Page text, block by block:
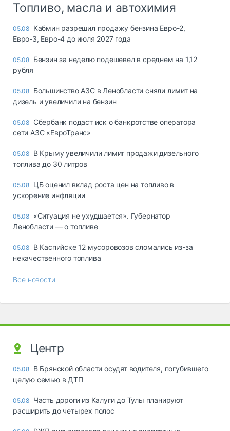
Топливо, масла и автохимия
05.08 Кабмин разрешил продажу бензина Евро-2,
Евро-3, Евро-4 до июля 2027 года
05.08 Бензин за неделю подешевел в среднем на 1,12
рубля
05.08 Большинство АЗС в Ленобласти сняли лимит на
дизель и увеличили на бензин
05.08 Сбербанк подаст иск о банкротстве оператора
сети АЗС «ЕвроТранс»
05.08 В Крыму увеличили лимит продажи дизельного
топлива до 30 литров
05.08 ЦБ оценил вклад роста цен на топливо в
ускорение инфляции
05.08 «Ситуация не ухудшается». Губернатор
Ленобласти — о топливе
05.08 В Каспийске 12 мусоровозов сломались из-за
некачественного топлива
Все новости
Центр
05.08 В Брянской области осудят водителя, погубившего
целую семью в ДТП
05.08 Часть дороги из Калуги до Тулы планируют
расширить до четырех полос